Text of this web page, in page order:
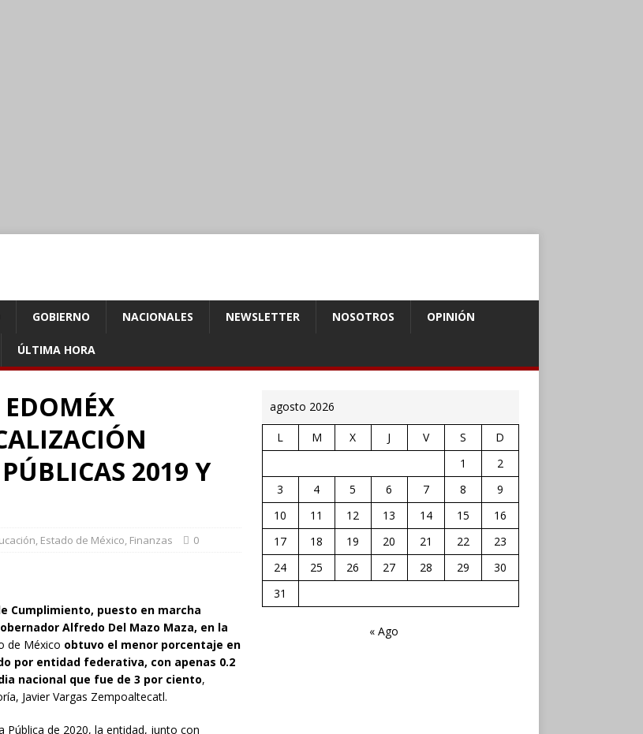
GOBIERNO NACIONALES NEWSLETTER NOSOTROS OPINIÓN
ÚLTIMA HORA
2019 Y
, Estado de México, Finanzas 0
Cumplimiento, puesto en marcha
Alfredo Del Mazo Maza, en la
de México obtuvo el menor porcentaje en
por entidad federativa, con apenas 0.2
nacional que fue de 3 por ciento,
Javier Vargas Zempoaltecatl.
Pública de 2020, la entidad, junto con
agosto 2026
L M X J V S
D
1
2
3
4 5 6 7 8
9
10
11 12 13 14 15
16
17
18 19 20 21 22
23
24
25 26 27 28 29
30
31
« Ago